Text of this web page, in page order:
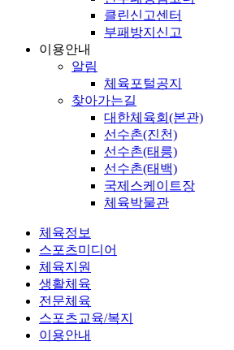
클린신고센터
부패방지신고
이용안내
알림
체육포털공지
찾아가는길
대한체육회(본관)
선수촌(진천)
선수촌(태릉)
선수촌(태백)
국제스케이트장
체육박물관
체육정보
스포츠미디어
체육지원
생활체육
전문체육
스포츠교육/복지
이용안내